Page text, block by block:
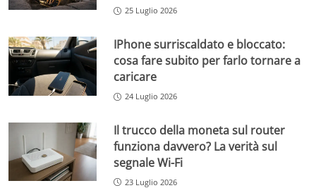
25 Luglio 2026
IPhone surriscaldato e bloccato:
cosa fare subito per farlo tornare a
caricare
24 Luglio 2026
Il trucco della moneta sul router
funziona davvero? La verità sul
segnale Wi-Fi
23 Luglio 2026